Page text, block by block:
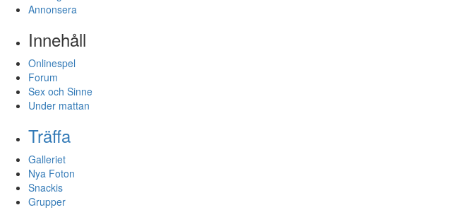
Annonsera
Innehåll
Onlinespel
Forum
Sex och Sinne
Under mattan
Träffa
Galleriet
Nya Foton
Snackis
Grupper